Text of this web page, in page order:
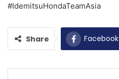
#IdemitsuHondaTeamAsia
Share Facebook